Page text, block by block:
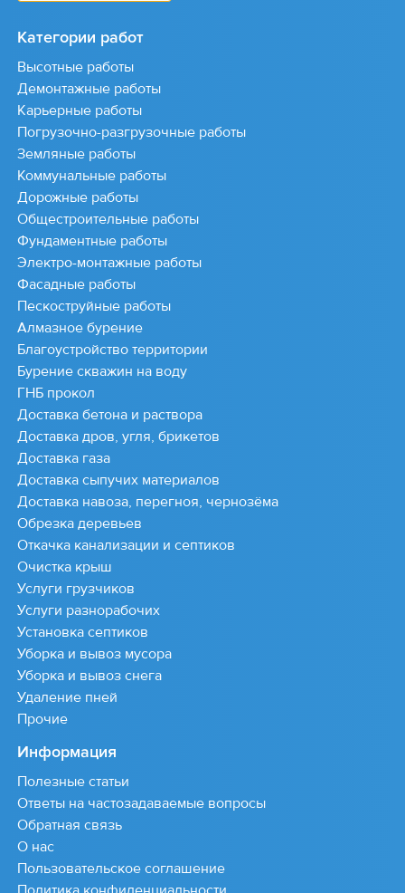
Категории работ
Высотные работы
Демонтажные работы
Карьерные работы
Погрузочно-разгрузочные работы
Земляные работы
Коммунальные работы
Дорожные работы
Общестроительные работы
Фундаментные работы
Электро-монтажные работы
Фасадные работы
Пескоструйные работы
Алмазное бурение
Благоустройство территории
Бурение скважин на воду
ГНБ прокол
Доставка бетона и раствора
Доставка дров, угля, брикетов
Доставка газа
Доставка сыпучих материалов
Доставка навоза, перегноя, чернозёма
Обрезка деревьев
Откачка канализации и септиков
Очистка крыш
Услуги грузчиков
Услуги разнорабочих
Установка септиков
Уборка и вывоз мусора
Уборка и вывоз снега
Удаление пней
Прочие
Информация
Полезные статьи
Ответы на частозадаваемые вопросы
Обратная связь
О нас
Пользовательское соглашение